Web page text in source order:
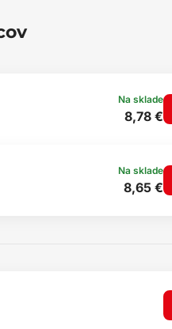
Na sklade
8,78 €
Na sklade
8,65 €